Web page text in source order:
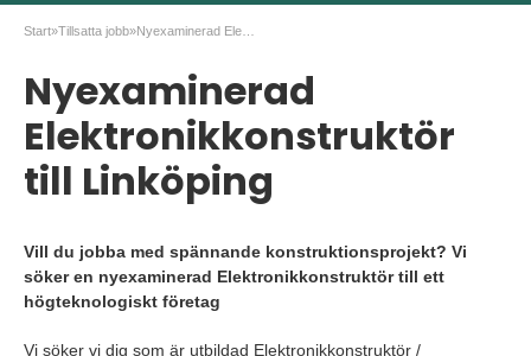
Start»Tillsatta jobb»
Nyexaminerad
Elektronikkonstruktör
till Linköping
Vill du jobba med spännande konstruktionsprojekt? Vi
söker en nyexaminerad Elektronikkonstruktör till ett
högteknologiskt företag
Vi söker vi dig som är utbildad Elektronikkonstruktör /